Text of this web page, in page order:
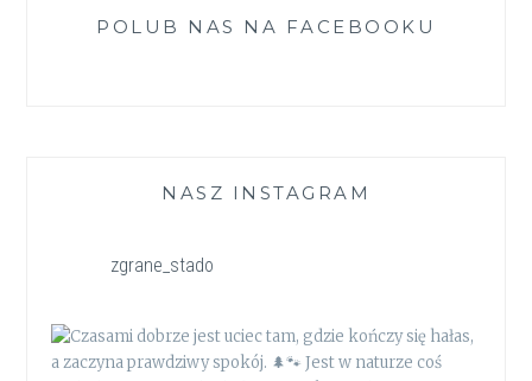
POLUB NAS NA FACEBOOKU
NASZ INSTAGRAM
zgrane_stado